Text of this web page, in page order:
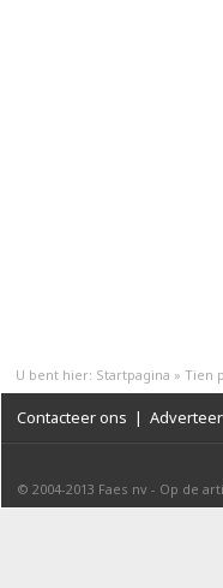
U bent hier: Startpagina » Tien
Contacteer ons | Adverteer
© 2004-2013 Faes nv - Op de